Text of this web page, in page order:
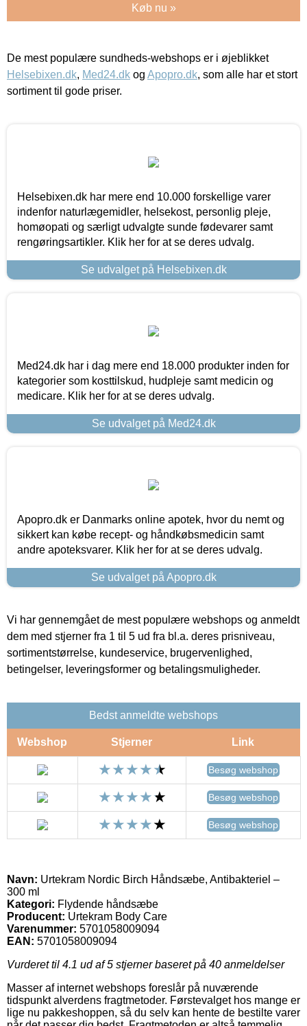
Køb nu »
De mest populære sundheds-webshops er i øjeblikket
Helsebixen.dk, Med24.dk og Apopro.dk, som alle har et stort
sortiment til gode priser.
Helsebixen.dk har mere end 10.000 forskellige varer
indenfor naturlægemidler, helsekost, personlig pleje,
homøopati og særligt udvalgte sunde fødevarer samt
rengøringsartikler. Klik her for at se deres udvalg.
Se udvalget på Helsebixen.dk
Med24.dk har i dag mere end 18.000 produkter inden for
kategorier som kosttilskud, hudpleje samt medicin og
medicare. Klik her for at se deres udvalg.
Se udvalget på Med24.dk
Apopro.dk er Danmarks online apotek, hvor du nemt og
sikkert kan købe recept- og håndkøbsmedicin samt
andre apoteksvarer. Klik her for at se deres udvalg.
Se udvalget på Apopro.dk
Vi har gennemgået de mest populære webshops og anmeldt
dem med stjerner fra 1 til 5 ud fra bl.a. deres prisniveau,
sortimentstørrelse, kundeservice, brugervenlighed,
betingelser, leveringsformer og betalingsmuligheder.
Bedst anmeldte webshops
Webshop Stjerner Link
Besøg webshop
Besøg webshop
Besøg webshop
Navn: Urtekram Nordic Birch Håndsæbe, Antibakteriel –
300 ml
Kategori: Flydende håndsæbe
Producent: Urtekram Body Care
Varenummer: 5701058009094
EAN: 5701058009094
Vurderet til 4.1 ud af 5 stjerner baseret på 40 anmeldelser
Masser af internet webshops foreslår på nuværende
tidspunkt alverdens fragtmetoder. Førstevalget hos mange er
lige nu pakkeshoppen, så du selv kan hente de bestilte varer